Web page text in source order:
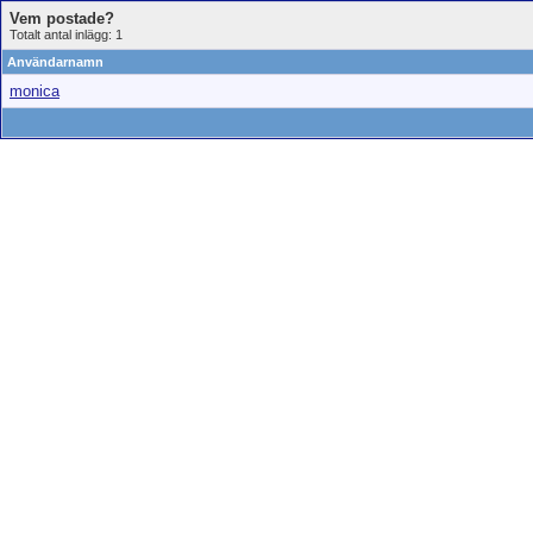
Vem postade?
Totalt antal inlägg: 1
Användarnamn
monica